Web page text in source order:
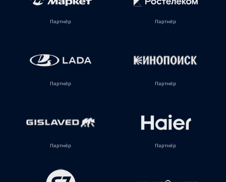
Партнёр Партнёр
Партнёр Партнёр
Партнёр Партнёр